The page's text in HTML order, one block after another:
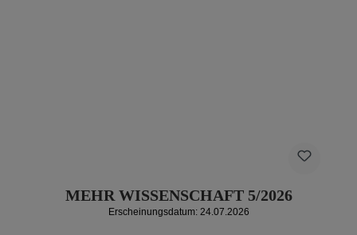
MEHR WISSENSCHAFT 5/2026
Erscheinungsdatum: 24.07.2026